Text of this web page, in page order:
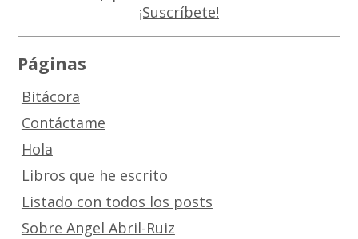
Páginas
Bitácora
Contáctame
Hola
Libros que he escrito
Listado con todos los posts
Sobre Angel Abril-Ruiz